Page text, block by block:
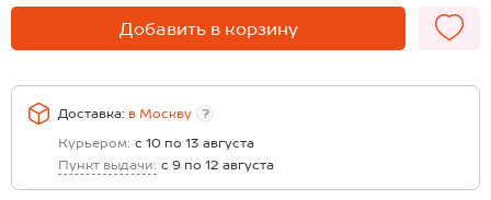
Добавить в корзину
Доставка: в Москву
?
Курьером: с 10 по 13 августа
Пункт выдачи: с 9 по 12 августа